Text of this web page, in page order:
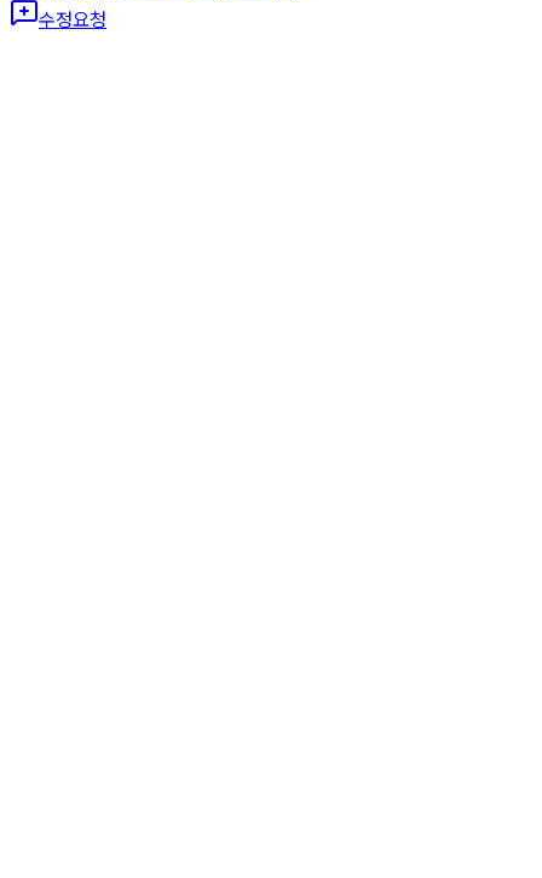
수정요청